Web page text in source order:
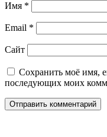
Имя *
Email *
Сайт
Сохранить моё имя,
последующих моих